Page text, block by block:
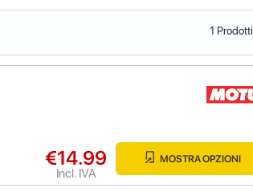
1 Prodotti
€14.99
Incl. IVA
MOSTRA OPZIONI